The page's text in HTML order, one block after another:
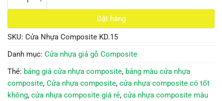
Đặt hàng
SKU: Cửa Nhựa Composite KD.15
Danh mục: Cửa nhựa giả gỗ Composite
Thẻ: bảng giá cửa nhựa composite, bảng màu cửa nhựa
composite, Cửa nhựa composite, cửa nhựa composite có tốt
không, cửa nhựa composite giá rẻ, cửa nhựa composite màu